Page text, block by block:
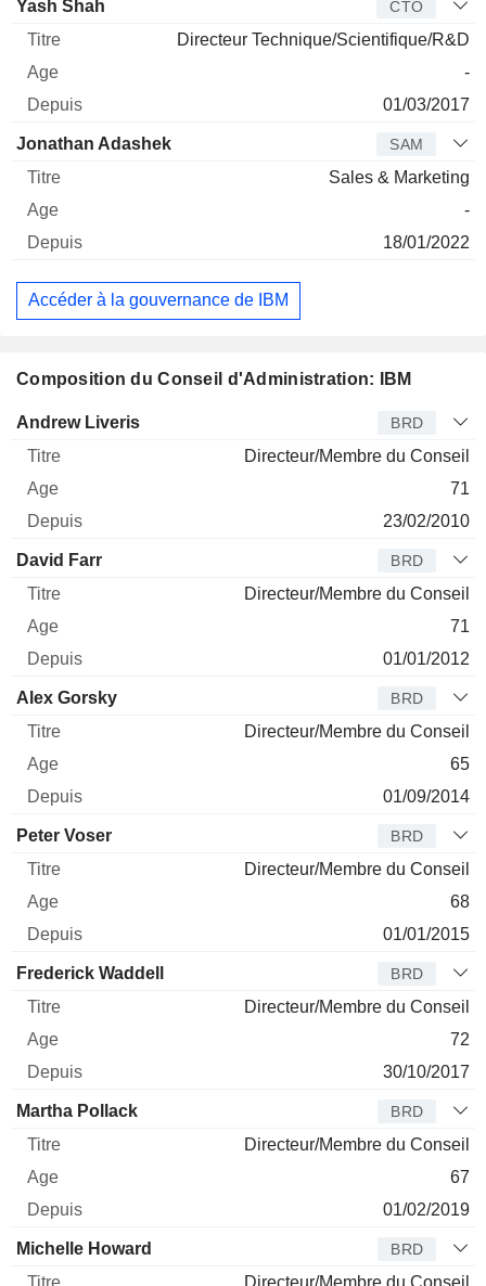
Yash Shah CTO
Directeur Technique/Scientifique/R&D
-
01/03/2017
Jonathan Adashek SAM
Sales & Marketing
-
18/01/2022
Accéder à la gouvernance de IBM
Composition du Conseil d'Administration: IBM
Administrateur Titre
Andrew Liveris BRD
Directeur/Membre du Conseil
71
23/02/2010
David Farr BRD
Directeur/Membre du Conseil
71
01/01/2012
Alex Gorsky BRD
Directeur/Membre du Conseil
65
01/09/2014
Peter Voser BRD
Directeur/Membre du Conseil
68
01/01/2015
Frederick Waddell BRD
Directeur/Membre du Conseil
72
30/10/2017
Martha Pollack BRD
Directeur/Membre du Conseil
67
01/02/2019
Michelle Howard BRD
Directeur/Membre du Conseil